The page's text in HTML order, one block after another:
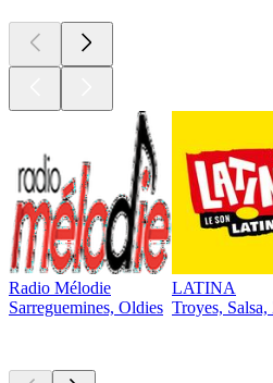
Radio Mélodie
Sarreguemines, Oldies
LATINA
Troyes,